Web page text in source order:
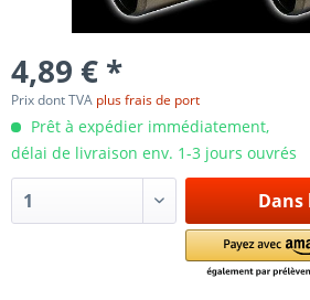
4,89 € *
Prix dont TVA plus frais de port
Prêt à expédier immédiatement,
délai de livraison env. 1-3 jours ouvrés
Dans